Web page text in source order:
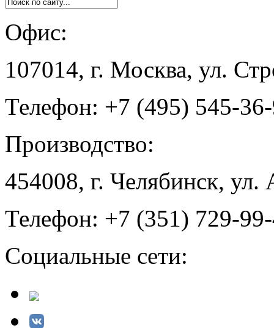
Офис:
107014, г. Москва, ул.
Телефон: +7 (495) 545-
Производство:
454008, г. Челябинск, ул.
Телефон: +7 (351) 729-
Социальные сети: